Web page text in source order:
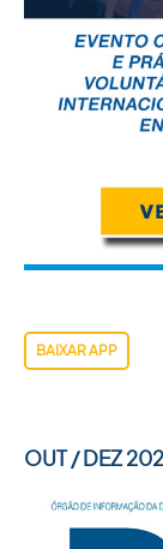
BAIXAR APP
OUT / DEZ